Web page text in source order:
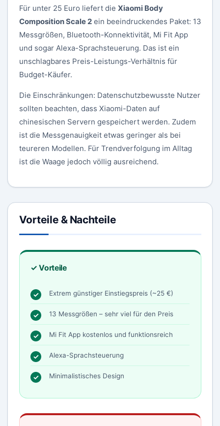
Für unter 25 Euro liefert die Xiaomi Body
Composition Scale 2ein beeindruckendes Paket: 13
Messgrößen, Bluetooth-Konnektivität, Mi Fit App
und sogar Alexa-Sprachsteuerung. Das ist ein
unschlagbares Preis-Leistungs-Verhältnis für
Budget-Käufer.
Die Einschränkungen: Datenschutzbewusste Nutzer
sollten beachten, dass Xiaomi-Daten auf
chinesischen Servern gespeichert werden. Zudem
ist die Messgenauigkeit etwas geringer als bei
teureren Modellen. Für Trendverfolgung im Alltag
ist die Waage jedoch völlig ausreichend.
Vorteile & Nachteile
✓ Vorteile
Extrem günstiger Einstiegspreis (~25 €)
13 Messgrößen – sehr viel für den Preis
Mi Fit App kostenlos und funktionsreich
Alexa-Sprachsteuerung
Minimalistisches Design